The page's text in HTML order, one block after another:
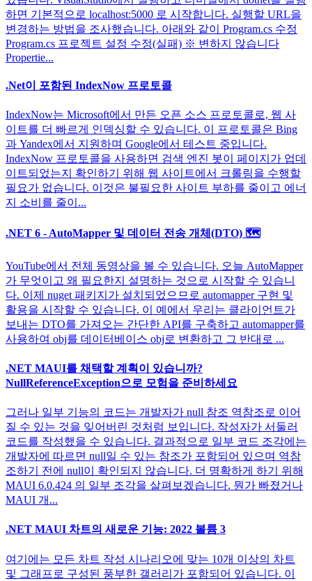
하면 기본적으로 localhost:5000 로 시작합니다. 실행할 URL을
변경하는 방법을 조사했습니다. 아래와 같이 Program.cs 수정
Program.cs 프로젝트 설정 수정(실패) ※ 변하지 않습니다
Propertie...
.Net이 포함된 IndexNow 프로토콜
IndexNow는 Microsoft에서 만든 오픈 소스 프로토콜로, 웹 사
이트를 더 빠르게 인덱싱할 수 있습니다. 이 프로토콜은 Bing
과 Yandex에서 지원하며 Google에서 테스트 중입니다.
IndexNow 프로토콜을 사용하면 검색 엔진 봇이 페이지가 업데
이트되었는지 확인하기 위해 웹 사이트에서 크롤링을 수행할
필요가 없습니다. 이것은 불필요한 사이트 부하를 줄이고 에너
지 소비를 줄이...
.NET 6 - AutoMapper 및 데이터 전송 개체(DTO) 🗺
YouTube에서 전체 동영상을 볼 수 있습니다. 오늘 AutoMapper
가 무엇이고 왜 필요한지 설명하는 것으로 시작할 수 있습니
다. 이제 nuget 패키지가 설치되었으므로 automapper 구현 및
활용을 시작할 수 있습니다. 이 예에서 우리는 클라이언트가
보내는 DTO를 가져오는 간단한 API를 구축하고 automapper를
사용하여 obj를 데이터베이스 obj로 변환하고 그 반대로 ...
.NET MAUI를 채택할 계획이 있습니까?
NullReferenceException으로 모험을 준비하세요
그러나 일부 기능의 코드는 개발자가 null 참조 역참조로 이어
질 수 있는 것을 잊어버린 것처럼 보입니다. 작성자가 서둘러
코드를 작성했을 수 있습니다. 결과적으로 일부 코드 조각에는
개발자에 따르면 null일 수 있는 참조가 포함되어 있으며 역참
조하기 전에 null이 확인되지 않습니다. 더 명확하게 하기 위해
MAUI 6.0.424 의 일부 조각을 살펴보겠습니다. 뭔가 빠졌거나
MAUI 개...
.NET MAUI 차트의 새로운 기능: 2022 볼륨 3
여기에는 모든 차트 작성 시나리오에 맞는 10개 이상의 차트
및 그래프로 구성된 풍부한 갤러리가 포함되어 있습니다. 이